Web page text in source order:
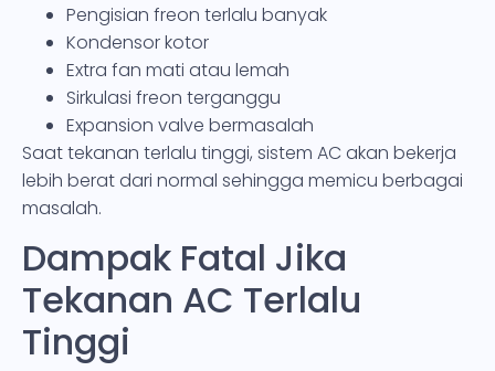
Pengisian freon terlalu banyak
Kondensor kotor
Extra fan mati atau lemah
Sirkulasi freon terganggu
Expansion valve bermasalah
Saat tekanan terlalu tinggi, sistem AC akan bekerja
lebih berat dari normal sehingga memicu berbagai
masalah.
Dampak Fatal Jika
Tekanan AC Terlalu
Tinggi